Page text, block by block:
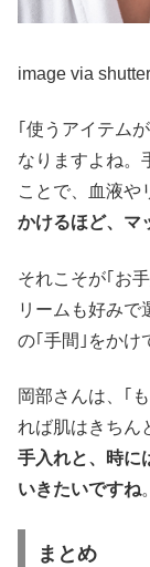
image via
｢使うアイテム
なりますよね。
ことで、血液や
かけるほど、マ
それこそが｢お
リームも好みで
の｢手間｣をかけ
岡部さんは、｢
れば肌はきちん
手入れと、時に
いきたいですね。
まとめ